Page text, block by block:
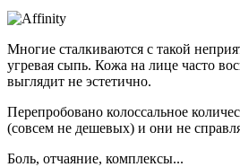
+7 (903) 184-44-49
м. Бунинская аллея
ул. Адмирала Лазарева, д. 55
+7 (909) 999-43-38 Записаться
м. Бульвар Дмитрия Донского
Многие сталкиваются с такой
угревая сыпь. Кожа на лице часто
выглядит не эстетично.
Перепробовано колоссальное
(совсем не дешевых) и они не
Боль, отчаяние, комплексы...